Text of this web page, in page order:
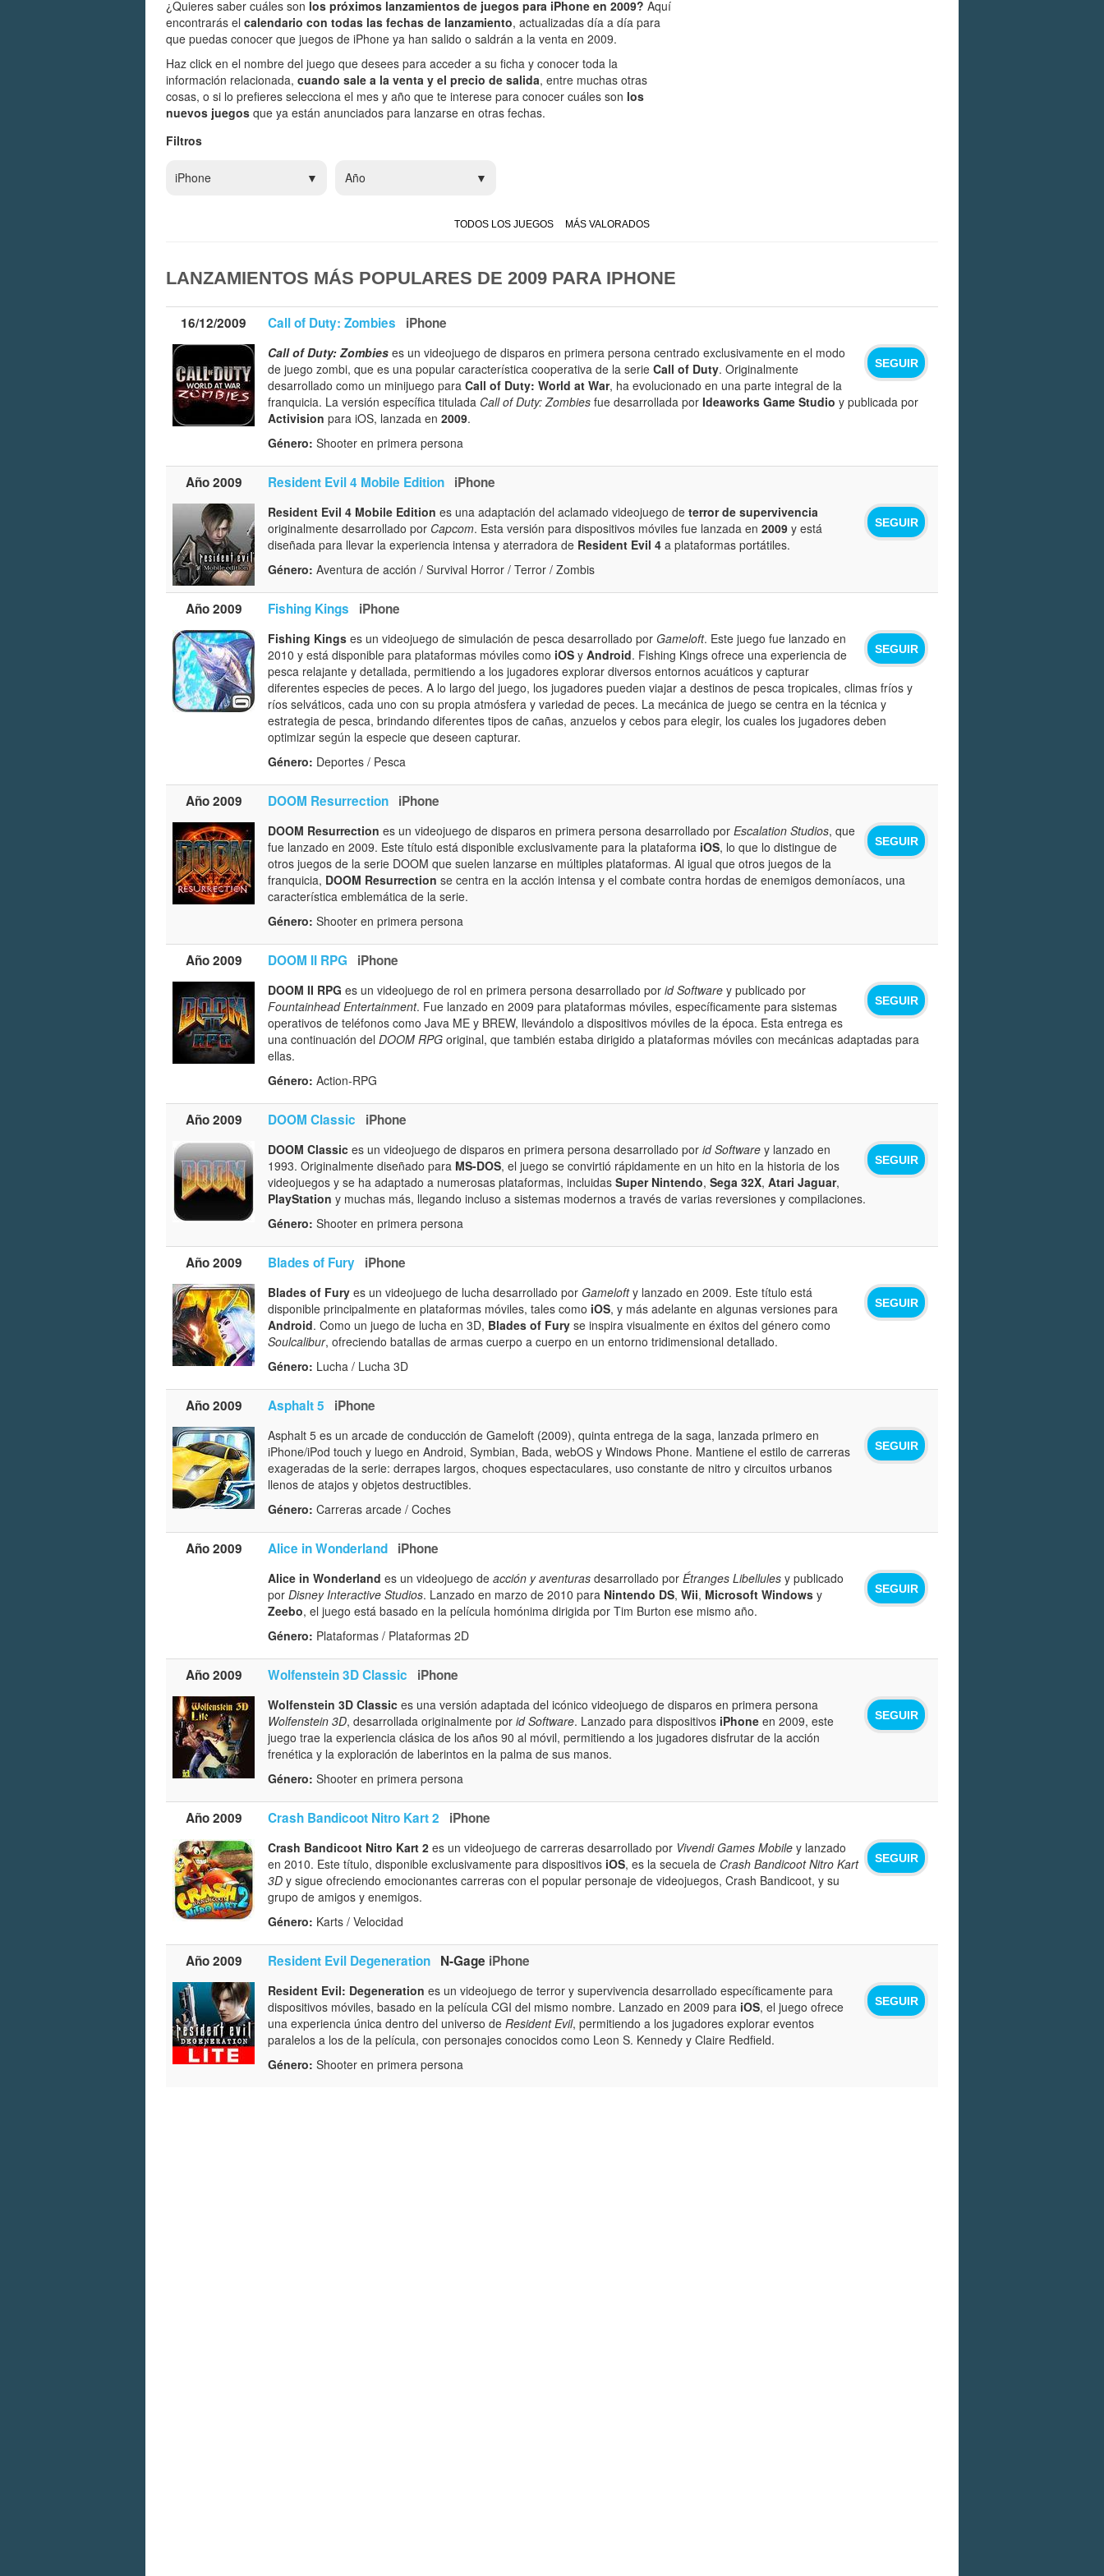
¿Quieres saber cuáles son los próximos lanzamientos de juegos para iPhone en 2009? Aquí
encontrarás el calendario con todas las fechas de lanzamiento, actualizadas día a día para
que puedas conocer que juegos de iPhone ya han salido o saldrán a la venta en 2009.
Haz click en el nombre del juego que desees para acceder a su ficha y conocer toda la
información relacionada, cuando sale a la venta y el precio de salida, entre muchas otras
cosas, o si lo prefieres selecciona el mes y año que te interese para conocer cuáles son los
nuevos juegos que ya están anunciados para lanzarse en otras fechas.
Filtros
iPhone Año
TODOS LOS JUEGOS MÁS VALORADOS
LANZAMIENTOS MÁS POPULARES DE 2009 PARA IPHONE
16/12/2009 Call of Duty: Zombies iPhone
SEGUIR
Call of Duty: Zombies es un videojuego de disparos en primera persona centrado exclusivamente en el modo
de juego zombi, que es una popular característica cooperativa de la serie Call of Duty. Originalmente
desarrollado como un minijuego para Call of Duty: World at War, ha evolucionado en una parte integral de la
franquicia. La versión específica titulada Call of Duty: Zombies fue desarrollada por Ideaworks Game Studio y publicada por
Activision para iOS, lanzada en 2009.
Género: Shooter en primera persona
Año 2009 Resident Evil 4 Mobile Edition iPhone
SEGUIR
Resident Evil 4 Mobile Edition es una adaptación del aclamado videojuego de terror de supervivencia
originalmente desarrollado por Capcom. Esta versión para dispositivos móviles fue lanzada en 2009 y está
diseñada para llevar la experiencia intensa y aterradora de Resident Evil 4 a plataformas portátiles.
Género: Aventura de acción / Survival Horror / Terror / Zombis
Año 2009 Fishing Kings iPhone
SEGUIR
Fishing Kings es un videojuego de simulación de pesca desarrollado por Gameloft. Este juego fue lanzado en
2010 y está disponible para plataformas móviles como iOS y Android. Fishing Kings ofrece una experiencia de
pesca relajante y detallada, permitiendo a los jugadores explorar diversos entornos acuáticos y capturar
diferentes especies de peces. A lo largo del juego, los jugadores pueden viajar a destinos de pesca tropicales, climas fríos y
ríos selváticos, cada uno con su propia atmósfera y variedad de peces. La mecánica de juego se centra en la técnica y
estrategia de pesca, brindando diferentes tipos de cañas, anzuelos y cebos para elegir, los cuales los jugadores deben
optimizar según la especie que deseen capturar.
Género: Deportes / Pesca
Año 2009 DOOM Resurrection iPhone
SEGUIR
DOOM Resurrection es un videojuego de disparos en primera persona desarrollado por Escalation Studios, que
fue lanzado en 2009. Este título está disponible exclusivamente para la plataforma iOS, lo que lo distingue de
otros juegos de la serie DOOM que suelen lanzarse en múltiples plataformas. Al igual que otros juegos de la
franquicia, DOOM Resurrection se centra en la acción intensa y el combate contra hordas de enemigos demoníacos, una
característica emblemática de la serie.
Género: Shooter en primera persona
Año 2009 DOOM II RPG iPhone
SEGUIR
DOOM II RPG es un videojuego de rol en primera persona desarrollado por id Software y publicado por
Fountainhead Entertainment. Fue lanzado en 2009 para plataformas móviles, específicamente para sistemas
operativos de teléfonos como Java ME y BREW, llevándolo a dispositivos móviles de la época. Esta entrega es
una continuación del DOOM RPG original, que también estaba dirigido a plataformas móviles con mecánicas adaptadas para
ellas.
Género: Action-RPG
Año 2009 DOOM Classic iPhone
SEGUIR
DOOM Classic es un videojuego de disparos en primera persona desarrollado por id Software y lanzado en
1993. Originalmente diseñado para MS-DOS, el juego se convirtió rápidamente en un hito en la historia de los
videojuegos y se ha adaptado a numerosas plataformas, incluidas Super Nintendo, Sega 32X, Atari Jaguar,
PlayStation y muchas más, llegando incluso a sistemas modernos a través de varias reversiones y compilaciones.
Género: Shooter en primera persona
Año 2009 Blades of Fury iPhone
SEGUIR
Blades of Fury es un videojuego de lucha desarrollado por Gamelofty lanzado en 2009. Este título está
disponible principalmente en plataformas móviles, tales como iOS, y más adelante en algunas versiones para
Android. Como un juego de lucha en 3D, Blades of Fury se inspira visualmente en éxitos del género como
Soulcalibur, ofreciendo batallas de armas cuerpo a cuerpo en un entorno tridimensional detallado.
Género: Lucha / Lucha 3D
Año 2009 Asphalt 5 iPhone
SEGUIR
Asphalt 5 es un arcade de conducción de Gameloft (2009), quinta entrega de la saga, lanzada primero en
iPhone/iPod touch y luego en Android, Symbian, Bada, webOS y Windows Phone. Mantiene el estilo de carreras
exageradas de la serie: derrapes largos, choques espectaculares, uso constante de nitro y circuitos urbanos
llenos de atajos y objetos destructibles.
Género: Carreras arcade / Coches
Año 2009 Alice in Wonderland iPhone
SEGUIR
Alice in Wonderland es un videojuego de acción y aventuras desarrollado por Étranges Libellules y publicado
por Disney Interactive Studios. Lanzado en marzo de 2010 para Nintendo DS, Wii, Microsoft Windows y
Zeebo, el juego está basado en la película homónima dirigida por Tim Burton ese mismo año.
Género: Plataformas / Plataformas 2D
Año 2009 Wolfenstein 3D Classic iPhone
SEGUIR
Wolfenstein 3D Classic es una versión adaptada del icónico videojuego de disparos en primera persona
Wolfenstein 3D, desarrollada originalmente por id Software. Lanzado para dispositivos iPhone en 2009, este
juego trae la experiencia clásica de los años 90 al móvil, permitiendo a los jugadores disfrutar de la acción
frenética y la exploración de laberintos en la palma de sus manos.
Género: Shooter en primera persona
Año 2009 Crash Bandicoot Nitro Kart 2 iPhone
SEGUIR
Crash Bandicoot Nitro Kart 2 es un videojuego de carreras desarrollado por Vivendi Games Mobile y lanzado
en 2010. Este título, disponible exclusivamente para dispositivos iOS, es la secuela de Crash Bandicoot Nitro Kart
3D y sigue ofreciendo emocionantes carreras con el popular personaje de videojuegos, Crash Bandicoot, y su
grupo de amigos y enemigos.
Género: Karts / Velocidad
Año 2009 Resident Evil Degeneration N-Gage iPhone
SEGUIR
Resident Evil: Degeneration es un videojuego de terror y supervivencia desarrollado específicamente para
dispositivos móviles, basado en la película CGI del mismo nombre. Lanzado en 2009 para iOS, el juego ofrece
una experiencia única dentro del universo de Resident Evil, permitiendo a los jugadores explorar eventos
paralelos a los de la película, con personajes conocidos como Leon S. Kennedy y Claire Redfield.
Género: Shooter en primera persona